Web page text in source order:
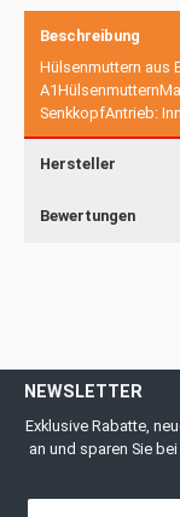
Beschreibung
Hülsenmuttern aus
SenkkopfAntrieb:
Hersteller
Bewertungen
NEWSLETTER
Exklusive Rabatte,
an und sparen Sie